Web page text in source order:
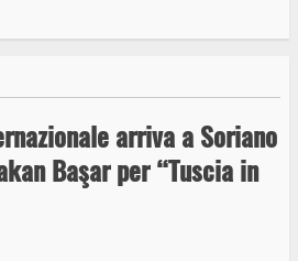
arriva a Soriano
Başar per “Tuscia in
Baseball supera il Napoli
2023